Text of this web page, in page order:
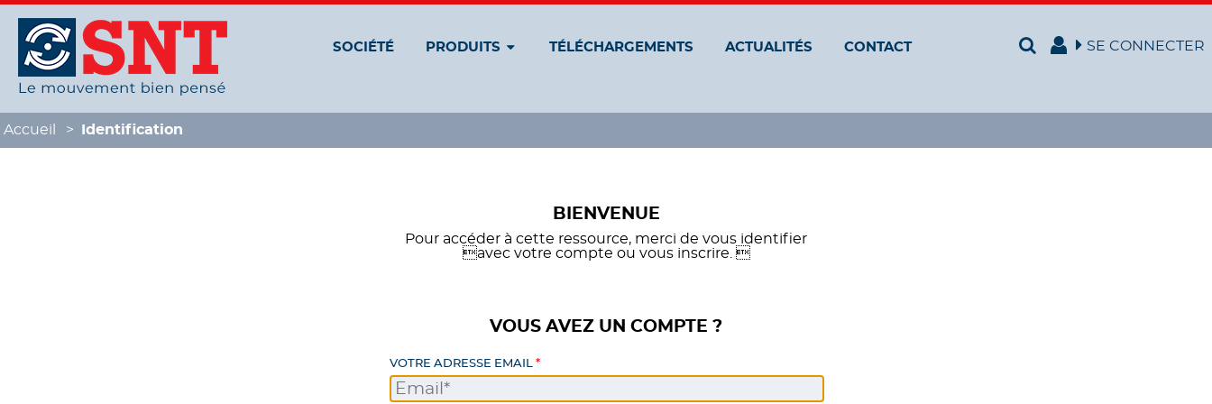
SE CONNECTER
SOCIÉTÉ PRODUITS TÉLÉCHARGEMENTS ACTUALITÉS CONTACT
Accueil Identification
BIENVENUE
Pour accéder à cette ressource, merci de vous identifier
avec votre compte ou vous inscrire. 
VOUS AVEZ UN COMPTE ?
VOTRE ADRESSE EMAIL
Panneau de gestion des cookies